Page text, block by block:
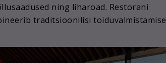
ning liharoad. Restorani
traditsioonilisi toiduvalmistamise